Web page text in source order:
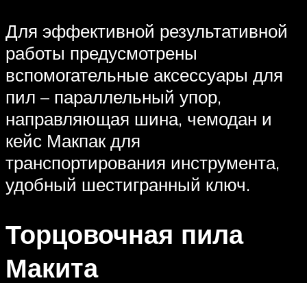
Для эффективной результативной
работы предусмотрены
вспомогательные аксессуары для
пил – параллельный упор,
направляющая шина, чемодан и
кейс Макпак для
транспортирования инструмента,
удобный шестигранный ключ.
Торцовочная пила
Макита